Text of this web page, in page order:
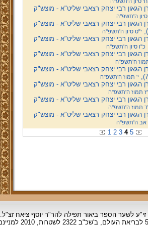
הגאון רבי יצחק רצאבי שליט"א - מוצש"ק
סיון ה'תשפ''ה
הגאון רבי יצחק רצאבי שליט"א - מוצש"ק
י"ט סיון ה'תשפ''ה
הגאון רבי יצחק רצאבי שליט"א - מוצש"ק
כ"ו סיון ה'תשפ''ה
הגאון רבי יצחק רצאבי שליט"א - מוצש"ק
ה'תשפ''ה
הגאון רבי יצחק רצאבי שליט"א - מוצש"ק
י' תמוז ה'תשפ''ה
הגאון רבי יצחק רצאבי שליט"א - מוצש"ק
תמוז ה'תשפ''ה
הגאון רבי יצחק רצאבי שליט"א - מוצש"ק
תמוז ה'תשפ''ה
הגאון רבי יצחק רצאבי שליט"א - מוצש"ק
אב ה'תשפ''ה
1 2 3 4 5
לשער הספר ביאור תפילה להר"ר יוסף ציאח זצ"ל.